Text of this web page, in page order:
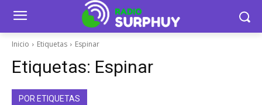
Inicio Etiquetas Espinar
Etiquetas: Espinar
POR ETIQUETAS